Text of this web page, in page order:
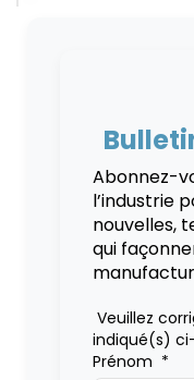
Abonnez-
l’industrie
nouvelles,
qui
Veuillez
indiqué(s)
Prénom *